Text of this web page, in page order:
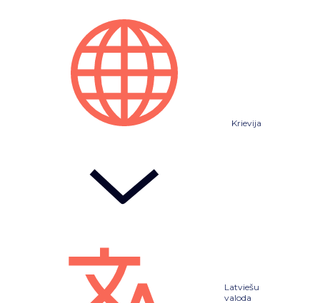
Krievija
Latviešu
valoda